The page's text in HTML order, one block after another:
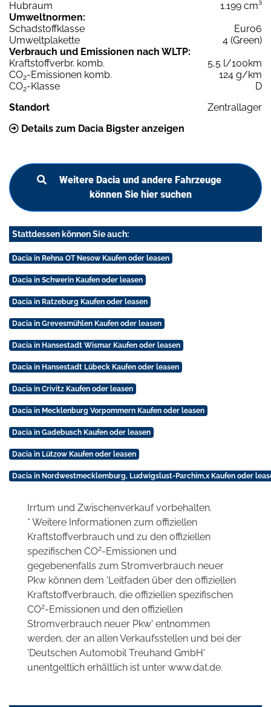
Hubraum
1.199 cm³
Umweltnormen:
Schadstoffklasse
Euro6
Umweltplakette
4 (Green)
Verbrauch und Emissionen nach WLTP:
Kraftstoffverbr. komb.
5,5 l/100km
CO2-Emissionen komb.
124 g/km
CO2-Klasse
D
Standort
Zentrallager
Details zum Dacia Bigster anzeigen
Weitere Dacia und andere Fahrzeuge
können Sie hier suchen
Stattdessen können Sie auch:
Dacia in Rehna OT Nesow Kaufen oder leasen
Dacia in Schwerin Kaufen oder leasen
Dacia in Ratzeburg Kaufen oder leasen
Dacia in Grevesmühlen Kaufen oder leasen
Dacia in Hansestadt Wismar Kaufen oder leasen
Dacia in Hansestadt Lübeck Kaufen oder leasen
Dacia in Crivitz Kaufen oder leasen
Dacia in Mecklenburg Vorpommern Kaufen oder leasen
Dacia in Gadebusch Kaufen oder leasen
Dacia in Lützow Kaufen oder leasen
Dacia in Nordwestmecklemburg, Ludwigslust-Parchim,x Kaufen oder
Irrtum und Zwischenverkauf vorbehalten.
* Weitere Informationen zum offiziellen
Kraftstoffverbrauch und zu den offiziellen
spezifischen CO2-Emissionen und
gegebenenfalls zum Stromverbrauch neuer
Pkw können dem 'Leitfaden über den offiziellen
Kraftstoffverbrauch, die offiziellen spezifischen
CO2-Emissionen und den offiziellen
Stromverbrauch neuer Pkw' entnommen
werden, der an allen Verkaufsstellen und bei der
'Deutschen Automobil Treuhand GmbH'
unentgeltlich erhältlich ist unter www.dat.de.